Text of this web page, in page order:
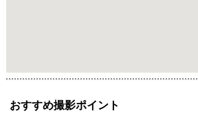
おすすめ撮影ポイント